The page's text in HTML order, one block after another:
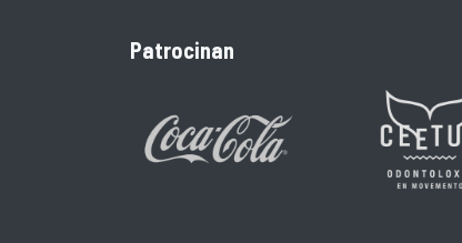
Patrocinan